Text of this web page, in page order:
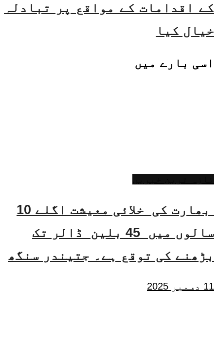
کے اقدامات کے مواقع پر تبادلہ
خیال کیا
اسی بارے میں
بھارت کی خلائی معیشت اگلے 10
سالوں میں 45 بلین ڈالر تک
بڑھنے کی توقع ہے۔ جتیندر سنگھ
11 دسمبر 2025